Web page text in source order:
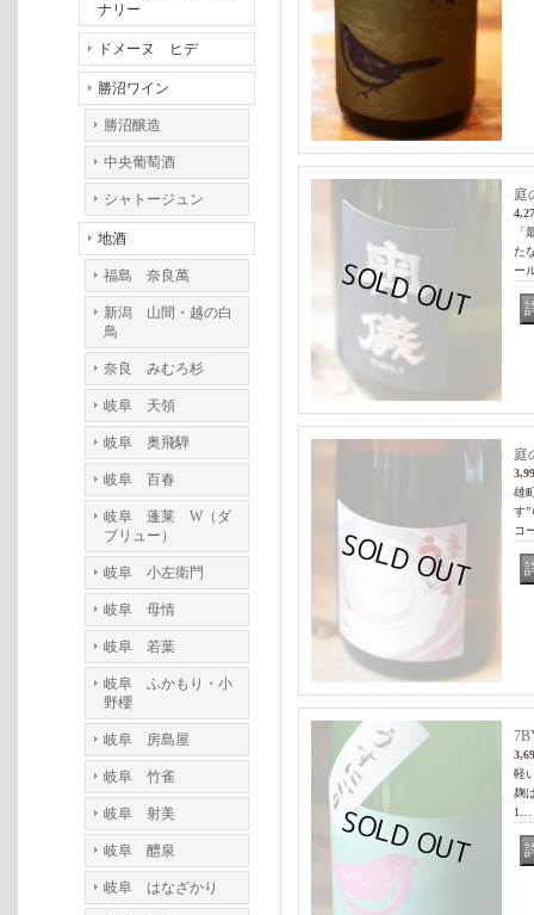
ナリー
ドメーヌ ヒデ
勝沼ワイン
勝沼醸造
中央葡萄酒
シャトージュン
地酒
福島 奈良萬
新潟 山間・越の白
鳥
奈良 みむろ杉
岐阜 天領
岐阜 奥飛騨
岐阜 百春
岐阜 蓬莱 W（ダ
ブリュー）
岐阜 小左衛門
岐阜 母情
岐阜 若葉
岐阜 ふかもり・小
野櫻
岐阜 房島屋
岐阜 竹雀
岐阜 射美
岐阜 醴泉
岐阜 はなざかり
庭
「
た
ー
庭
雄
す
コ
軽
麹
1…